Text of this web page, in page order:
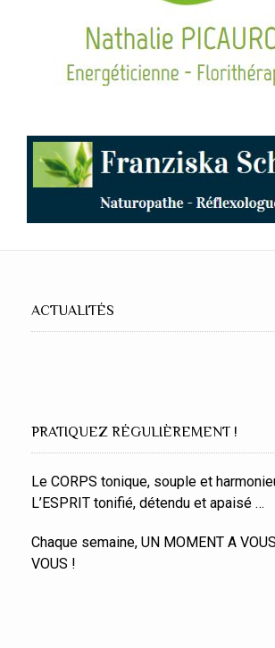
ACTUALITÉS
PRATIQUEZ RÉGULIÈREMENT !
Le CORPS tonique, souple et
L’ESPRIT tonifié, détendu et apaisé …
Chaque semaine, UN MOMENT A
VOUS !